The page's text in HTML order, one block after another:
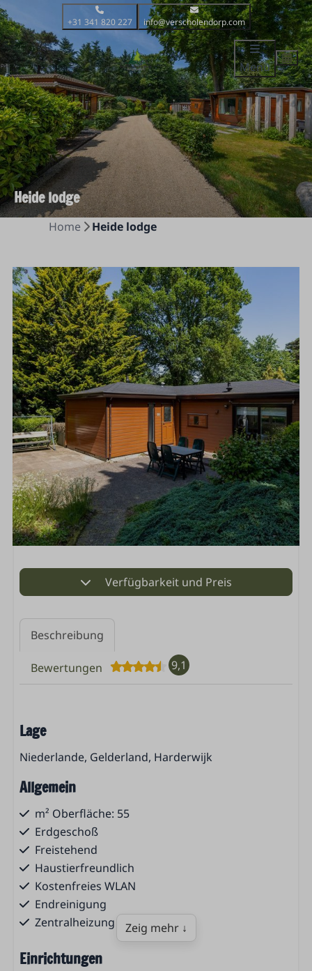
+31 341 820 227 info@verscholendorp.com
Menü
Heide lodge
Home Heide lodge
Verfügbarkeit und Preis
Beschreibung
Bewertungen 9,1
Lage
Niederlande, Gelderland, Harderwijk
Allgemein
m² Oberfläche: 55
Erdgeschoß
Freistehend
Haustierfreundlich
Kostenfreies WLAN
Endreinigung
Zentralheizung
Einrichtungen
Zeig mehr ↓